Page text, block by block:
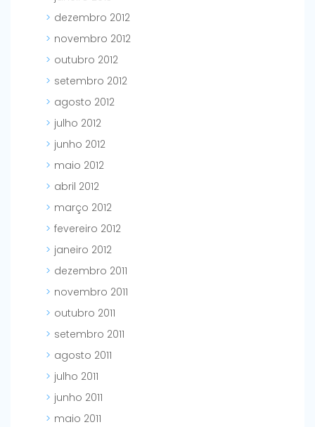
dezembro 2012
novembro 2012
outubro 2012
setembro 2012
agosto 2012
julho 2012
junho 2012
maio 2012
abril 2012
março 2012
fevereiro 2012
janeiro 2012
dezembro 2011
novembro 2011
outubro 2011
setembro 2011
agosto 2011
julho 2011
junho 2011
maio 2011